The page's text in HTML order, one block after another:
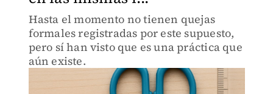
Hasta el momento no tienen quejas
formales registradas por este supuesto,
pero sí han visto que es una práctica que
aún existe.